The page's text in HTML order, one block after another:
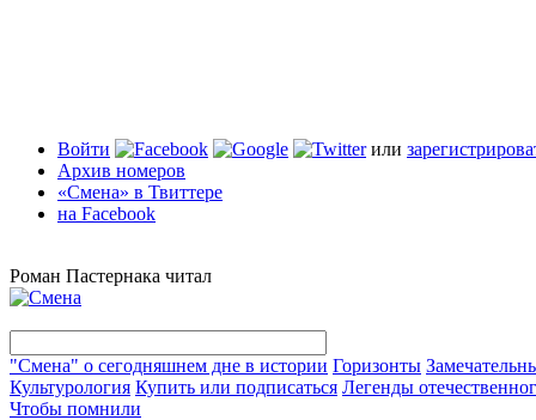
Войти или
Архив номеров
«Смена» в Твиттере
на Facebook
Роман Пастернака читал
"Смена" о сегодняшнем дне в истории Горизонты
Культурология Купить или подписаться Легенды
Чтобы помнили